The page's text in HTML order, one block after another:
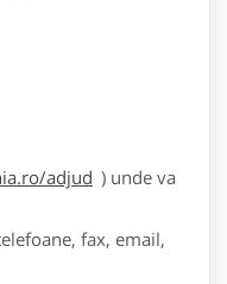
adjud ) unde va
fax, email,